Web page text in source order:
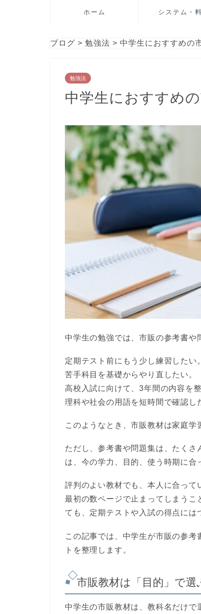
ホーム システム・
ブログ > 勉強法 > 中学生におすすめの
勉強法
中学生におすすめ
中学生の勉強では、市販の参考書や
定期テスト前にもう少し練習したい。
苦手科目を基礎からやり直したい。
高校入試に向けて、3年間の内容を整
理科や社会の用語を短時間で確認し
このようなとき、市販教材は家庭学
ただし、参考書や問題集は、たく
は、今の学力、目的、使う時期に合
評判のよい教材でも、本人に合って
最初の数ページで止まってしまう
ても、定期テストや入試の得点には
この記事では、中学生が市販の参
トを整理します。
市販教材は「目的」で選
中学生の市販教材は、教科名だけで